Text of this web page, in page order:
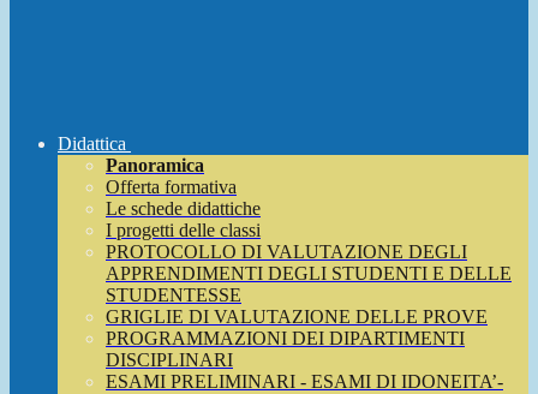
Didattica
Panoramica
Offerta formativa
Le schede didattiche
I progetti delle classi
PROTOCOLLO DI VALUTAZIONE DEGLI
APPRENDIMENTI DEGLI STUDENTI E DELLE
STUDENTESSE
GRIGLIE DI VALUTAZIONE DELLE PROVE
PROGRAMMAZIONI DEI DIPARTIMENTI
DISCIPLINARI
ESAMI PRELIMINARI - ESAMI DI IDONEITA’-